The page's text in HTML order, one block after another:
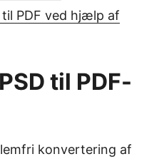
PDF ved hjælp af
til PDF-
konvertering af